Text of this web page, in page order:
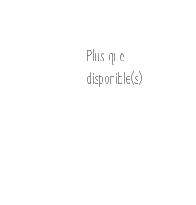
Plus que
disponible(s)